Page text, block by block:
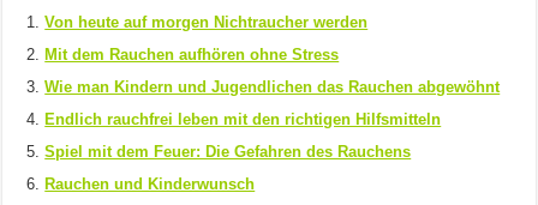
Von heute auf morgen Nichtraucher werden
Mit dem Rauchen aufhören ohne Stress
Wie man Kindern und Jugendlichen das Rauchen abgewöhnt
Endlich rauchfrei leben mit den richtigen Hilfsmitteln
Spiel mit dem Feuer: Die Gefahren des Rauchens
Rauchen und Kinderwunsch